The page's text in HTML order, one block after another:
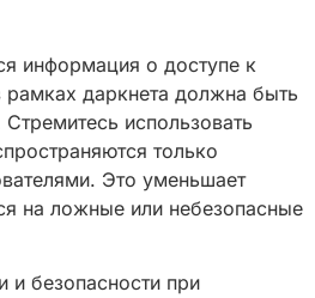
информация о доступе к
рамках даркнета должна быть
использовать
только
Это уменьшает
на ложные или небезопасные
и безопасности при